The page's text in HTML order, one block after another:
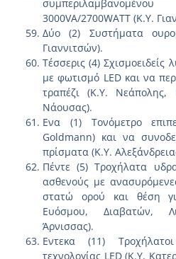
3000VA/2700WATT (Κ.Υ.
Δύο (2) Συστήματα
Γιαννιτσών).
Τέσσερις (4) Σχισμοειδείς
με φωτισμό LED και να
τραπέζι (Κ.Υ. Νεάπολης,
Νάουσας).
Ενα (1) Τονόμετρο
Goldmann) και να
πρίσματα (Κ.Υ.
Πέντε (5) Τροχήλατα
ασθενούς με
στατώ ορού και θέση
Ευόσμου, Διαβατών,
Άρνισσας).
Εντεκα (11)
τεχνολογίας LED (Κ.Υ.